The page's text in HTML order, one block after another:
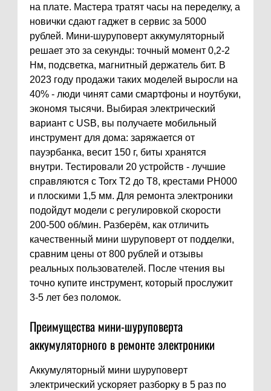
на плате. Мастера тратят часы на переделку, а
новички сдают гаджет в сервис за 5000
рублей. Мини-шуруповерт аккумуляторный
решает это за секунды: точный момент 0,2-2
Нм, подсветка, магнитный держатель бит. В
2023 году продажи таких моделей выросли на
40% - люди чинят сами смартфоны и ноутбуки,
экономя тысячи. Выбирая электрический
вариант с USB, вы получаете мобильный
инструмент для дома: заряжается от
пауэрбанка, весит 150 г, биты хранятся
внутри. Тестировали 20 устройств - лучшие
справляются с Torx T2 до T8, крестами PH000
и плоскими 1,5 мм. Для ремонта электроники
подойдут модели с регулировкой скорости
200-500 об/мин. Разберём, как отличить
качественный мини шуруповерт от подделки,
сравним цены от 800 рублей и отзывы
реальных пользователей. После чтения вы
точно купите инструмент, который прослужит
3-5 лет без поломок.
Преимущества мини-шуруповерта
аккумуляторного в ремонте электроники
Аккумуляторный мини шуруповерт
электрический ускоряет разборку в 5 раз по